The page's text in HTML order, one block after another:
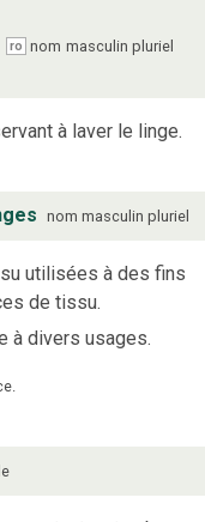
ro nom masculin pluriel
à laver le linge.
nom masculin pluriel
utilisées à des fins
de tissu.
à divers usages.